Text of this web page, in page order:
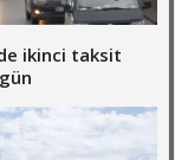
ikinci taksit